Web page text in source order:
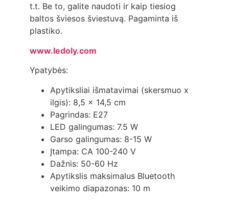
t.t. Be to, galite naudoti ir kaip tiesiog
baltos šviesos šviestuvą. Pagaminta iš
plastiko.
www.ledoly.com
Ypatybės:
Apytiksliai išmatavimai (skersmuo x
ilgis): 8,5 x 14,5 cm
Pagrindas: E27
LED galingumas: 7.5 W
Garso galingumas: 8-15 W
Įtampa: CA 100-240 V
Dažnis: 50-60 Hz
Apytikslis maksimalus Bluetooth
veikimo diapazonas: 10 m